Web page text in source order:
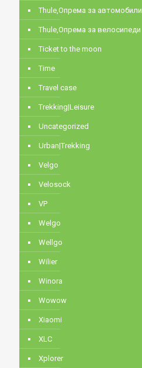
Thule,Опрема за автомобили
Thule,Опрема за велосипеди
Ticket to the moon
Time
Travel case
Trekking|Leisure
Uncategorized
Urban|Trekking
Velgo
Velosock
VP
Welgo
Wellgo
Wilier
Winora
Wowow
Xiaomi
XLC
Xplorer